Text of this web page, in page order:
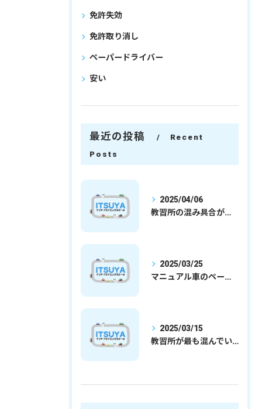
免許失効
免許取り消し
ペーパードライバー
安い
最近の投稿
Recent
Posts
2025/04/06
教習所の混み具合が減ってきました
2025/03/25
マニュアル車のペーパードライバー
2025/03/15
教習所が最も混んでいる時期